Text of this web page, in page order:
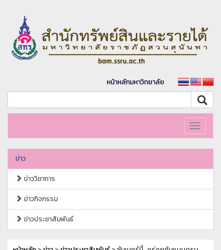
หน้าหลักมหาวิทยาลัย
Toggle
ข่าว
ข่าววิชาการ
ข่าวกิจกรรม
ข่าวประชาสัมพันธ์